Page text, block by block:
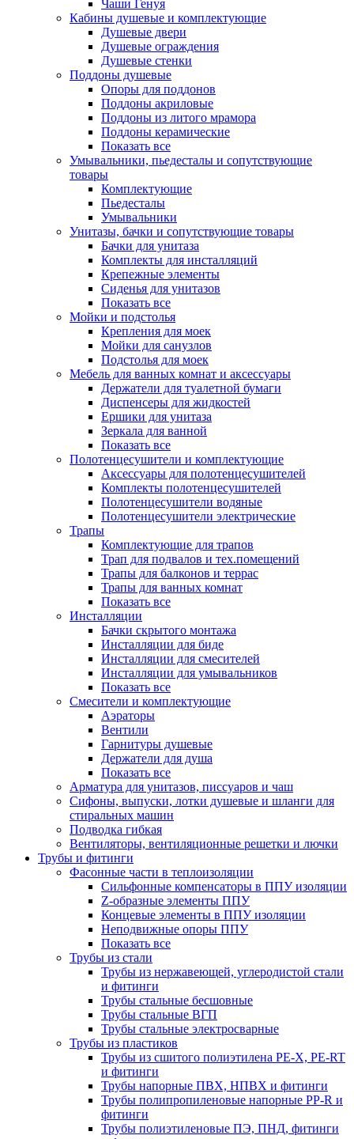
Чаши Генуя
Кабины душевые и комплектующие
Душевые двери
Душевые ограждения
Душевые стенки
Поддоны душевые
Опоры для поддонов
Поддоны акриловые
Поддоны из литого мрамора
Поддоны керамические
Показать все
Умывальники, пьедесталы и сопутствующие
товары
Комплектующие
Пьедесталы
Умывальники
Унитазы, бачки и сопутствующие товары
Бачки для унитаза
Комплекты для инсталляций
Крепежные элементы
Сиденья для унитазов
Показать все
Мойки и подстолья
Крепления для моек
Мойки для санузлов
Подстолья для моек
Мебель для ванных комнат и аксессуары
Держатели для туалетной бумаги
Диспенсеры для жидкостей
Ершики для унитаза
Зеркала для ванной
Показать все
Полотенцесушители и комплектующие
Аксессуары для полотенцесушителей
Комплекты полотенцесушителей
Полотенцесушители водяные
Полотенцесушители электрические
Трапы
Комплектующие для трапов
Трап для подвалов и тех.помещений
Трапы для балконов и террас
Трапы для ванных комнат
Показать все
Инсталляции
Бачки скрытого монтажа
Инсталляции для биде
Инсталляции для смесителей
Инсталляции для умывальников
Показать все
Смесители и комплектующие
Аэраторы
Вентили
Гарнитуры душевые
Держатели для душа
Показать все
Арматура для унитазов, писсуаров и чаш
Сифоны, выпуски, лотки душевые и шланги для
стиральных машин
Подводка гибкая
Вентиляторы, вентиляционные решетки и лючки
Трубы и фитинги
Фасонные части в теплоизоляции
Cильфонные компенсаторы в ППУ изоляции
Z-образные элементы ППУ
Концевые элементы в ППУ изоляции
Неподвижные опоры ППУ
Показать все
Трубы из стали
Трубы из нержавеющей, углеродистой стали
и фитинги
Трубы стальные бесшовные
Трубы стальные ВГП
Трубы стальные электросварные
Трубы из пластиков
Трубы из сшитого полиэтилена PE-X, PE-RT
и фитинги
Трубы напорные ПВХ, НПВХ и фитинги
Трубы полипропиленовые напорные PP-R и
фитинги
Трубы полиэтиленовые ПЭ, ПНД, фитинги